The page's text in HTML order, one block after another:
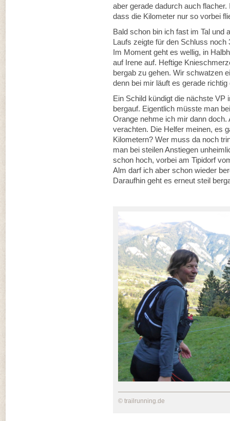
aber gerade dadurch auch
dass die Kilometer nur so vorbei
Bald schon bin ich fast im Tal und
Laufs zeigte für den Schluss noch
Im Moment geht es wellig, in
auf Irene auf. Heftige
bergab zu gehen. Wir schwatzen
denn bei mir läuft es gerade richtig
Ein Schild kündigt die nächste VP
bergauf. Eigentlich müsste man
Orange nehme ich mir dann
verachten. Die Helfer meinen, es
Kilometern? Wer muss da noch
man bei steilen Anstiegen
schon hoch, vorbei am Tipidorf
Alm darf ich aber schon wieder
Daraufhin geht es erneut steil
© trailrunning.de